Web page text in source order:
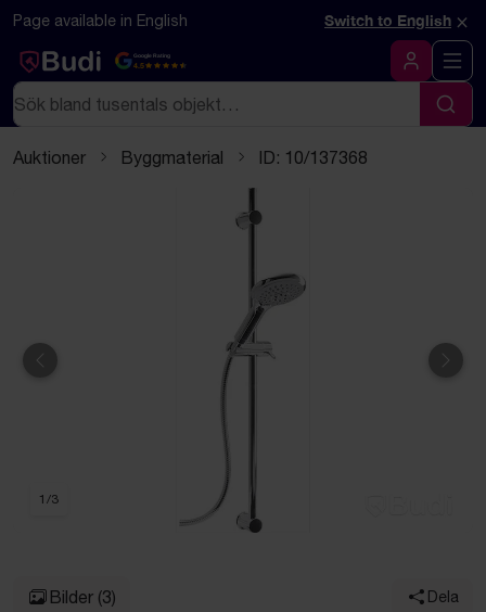
Hoppa till innehåll
Textbaserad (markdown) version av denna sida
Page available in English Switch to English ×
Google Rating
4.5
Logga in
Sök
Sök
Auktioner Byggmaterial ID: 10/137368
Föregående
1 /3
Bilder (3) Dela